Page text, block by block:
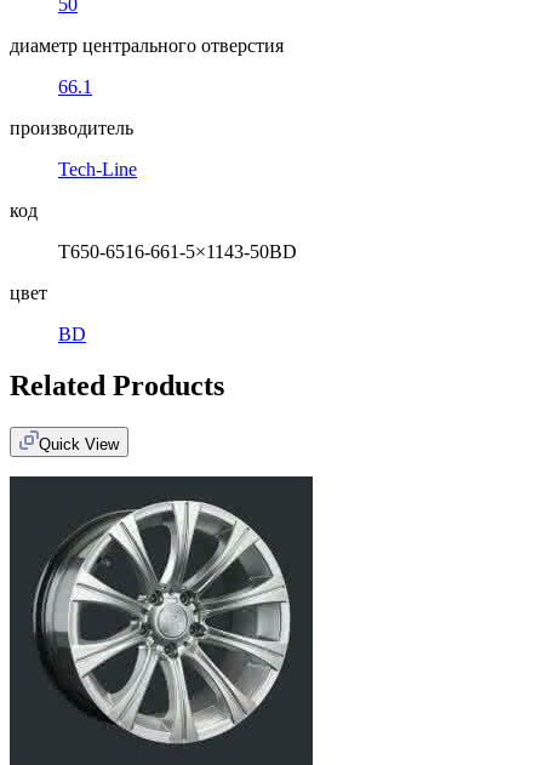
диаметр центрального отверстия
66.1
производитель
Tech-Line
код
T650-6516-661-5×1143-50BD
цвет
BD
Related Products
Quick View